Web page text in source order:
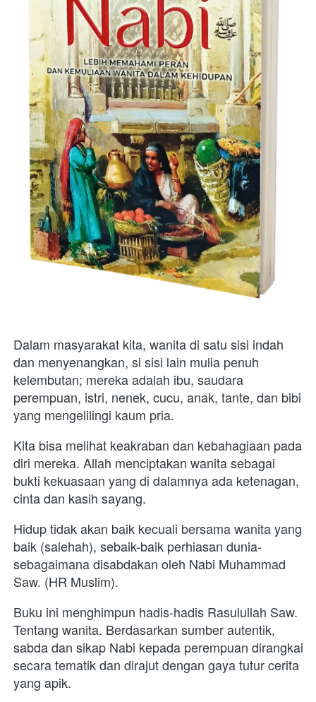
Dalam masyarakat kita, wanita di satu sisi indah
dan menyenangkan, si sisi lain mulia penuh
kelembutan; mereka adalah ibu, saudara
perempuan, istri, nenek, cucu, anak, tante, dan bibi
yang mengelilingi kaum pria.
Kita bisa melihat keakraban dan kebahagiaan pada
diri mereka. Allah menciptakan wanita sebagai
bukti kekuasaan yang di dalamnya ada ketenagan,
cinta dan kasih sayang.
Hidup tidak akan baik kecuali bersama wanita yang
baik (salehah), sebaik-baik perhiasan dunia-
sebagaimana disabdakan oleh Nabi Muhammad
Saw. (HR Muslim).
Buku ini menghimpun hadis-hadis Rasulullah Saw.
Tentang wanita. Berdasarkan sumber autentik,
sabda dan sikap Nabi kepada perempuan dirangkai
secara tematik dan dirajut dengan gaya tutur cerita
yang apik.